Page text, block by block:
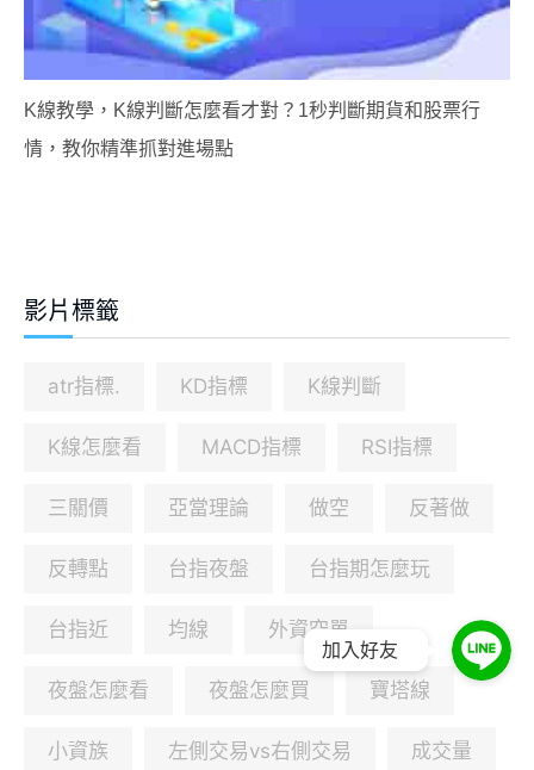
K線教學，K線判斷怎麼看才對？1秒判斷期貨和股票行
情，教你精準抓對進場點
影片標籤
atr指標. KD指標 K線判斷
K線怎麼看 MACD指標 RSI指標
三關價 亞當理論 做空 反著做
反轉點 台指夜盤 台指期怎麼玩
台指近 均線 外資空單
夜盤怎麼看 夜盤怎麼買 寶塔線
小資族 左側交易vs右側交易 成交量
加入好友